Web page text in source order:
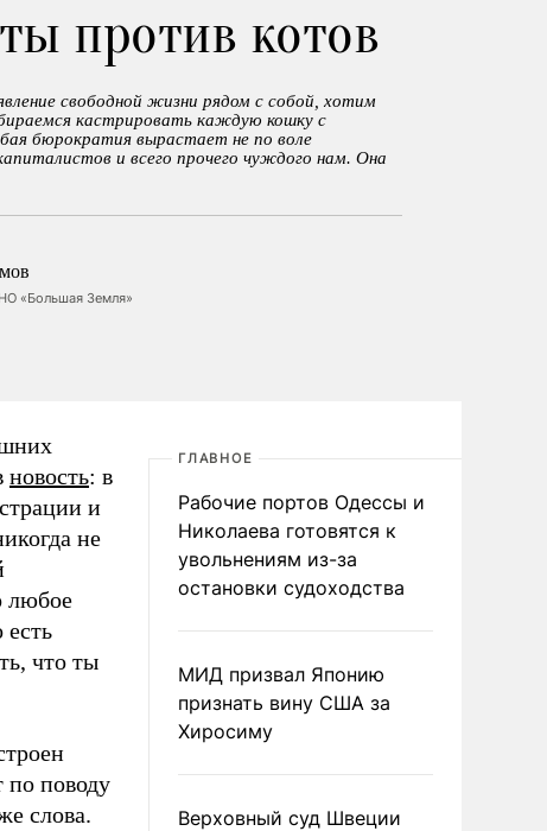
против котов
свободной жизни рядом с собой, хотим
кастрировать каждую кошку с
бюрократия вырастает не по воле
и всего прочего чуждого нам. Она
«Большая Земля»
новость: в
и
не
любое
есть
что ты
по поводу
слова.
ГЛАВНОЕ
Рабочие портов Одессы и
Николаева готовятся к
увольнениям из-за
остановки судоходства
МИД призвал Японию
признать вину США за
Хиросиму
Верховный суд Швеции